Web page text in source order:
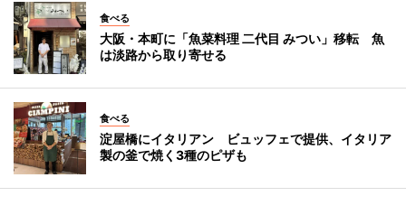
食べる
大阪・本町に「魚菜料理 二代目 みつい」移転 魚
は淡路から取り寄せる
食べる
淀屋橋にイタリアン ビュッフェで提供、イタリア
製の釜で焼く3種のピザも